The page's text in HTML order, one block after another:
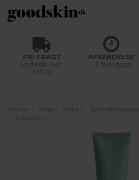
FRI FRAGT
Ved køb over
200 kr.
AFSENDELSE
1-2 hverdage
Forside Shop Brands DermaKnowlogy
Fodcreme